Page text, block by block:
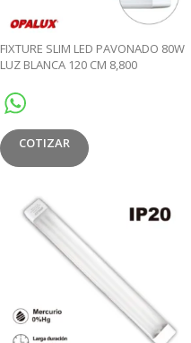
FIXTURE SLIM LED PAVONADO 80W
LUZ BLANCA 120 CM 8,800
COTIZAR